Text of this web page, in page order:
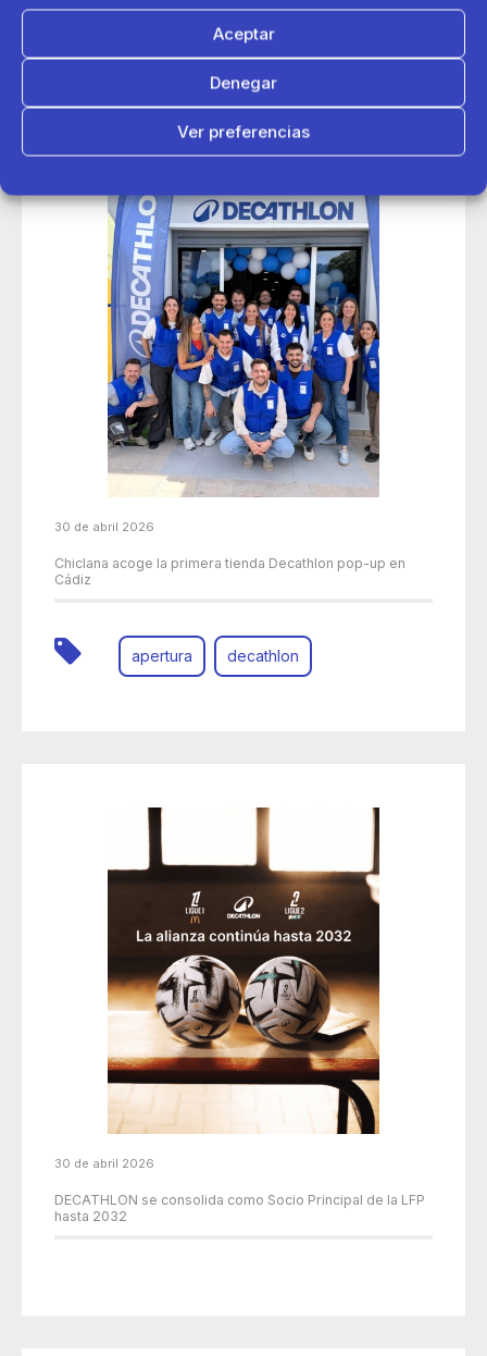
Aceptar
Denegar
Ver preferencias
30 de abril 2026
Chiclana acoge la primera tienda Decathlon pop-up en
Cádiz
apertura decathlon
30 de abril 2026
DECATHLON se consolida como Socio Principal de la LFP
hasta 2032